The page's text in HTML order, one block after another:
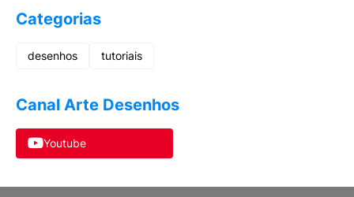
Categorias
desenhos tutoriais
Canal Arte Desenhos
Youtube